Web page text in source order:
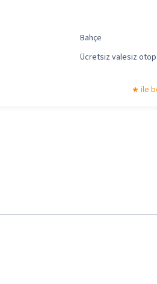
Bahçe
Ücretsiz valesiz
ile